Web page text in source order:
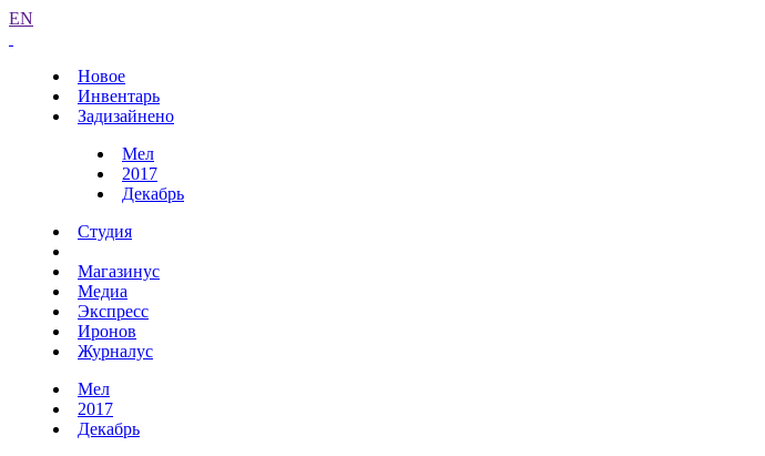
EN
Новое
Инвентарь
Задизайнено
Мел
2017
Декабрь
Студия
Магазинус
Медиа
Экспресс
Иронов
Журналус
Мел
2017
Декабрь